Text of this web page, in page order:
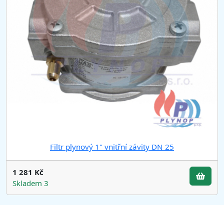
Filtr plynový 1" vnitřní závity DN 25
1 281 Kč
Skladem 3